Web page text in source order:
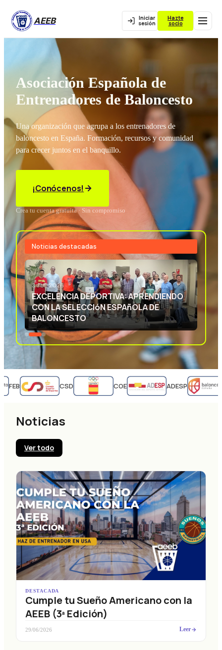
AEEB Iniciar
sesión
Hazte
socio
Asociación Española de
Entrenadores de Baloncesto
Una organización que agrupa a los entrenadores de
baloncesto en España. Formación, recursos y comunidad
para crecer juntos en el banquillo.
¡Conócenos!
Crea tu cuenta gratuita · Sin compromiso
Noticias destacadas
3 JUL 2026
EXCELENCIA DEPORTIVA: APRENDIENDO
CON LA SELECCIóN ESPAñOLA DE
BALONCESTO
FEB CSD COE ADESP
Noticias
Ver todo
DESTACADA
Cumple tu Sueño Americano con la
AEEB (3ª Edición)
29/06/2026 Leer